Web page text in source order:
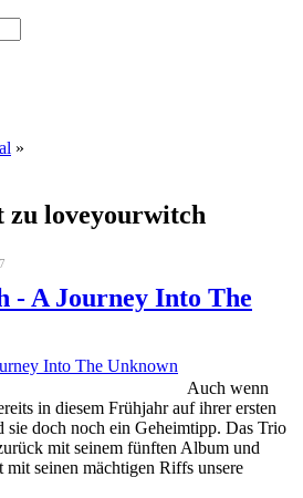
»
loveyourwitch
- A Journey Into The
Auch wenn
in diesem Frühjahr auf ihrer ersten
sie doch noch ein Geheimtipp. Das Trio
mit seinem fünften Album und
mit seinen mächtigen Riffs unsere